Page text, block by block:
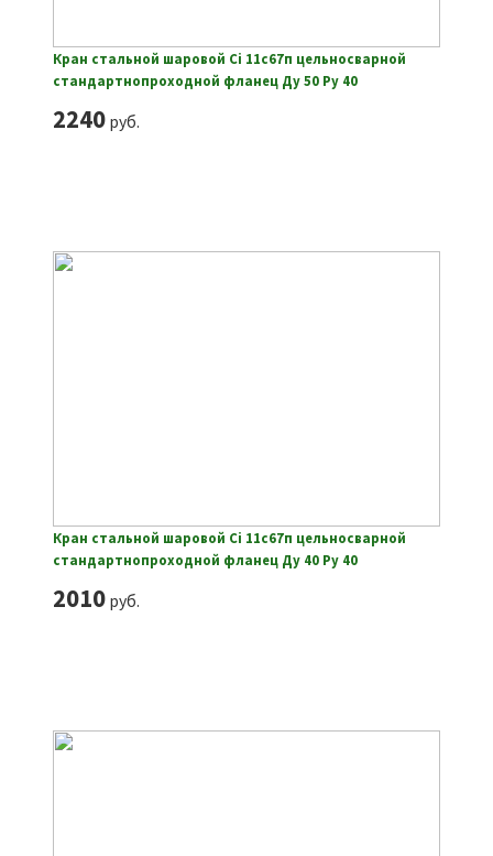
Кран стальной шаровой Ci 11с67п цельносварной
стандартнопроходной фланец Ду 50 Ру 40
2240руб.
Кран стальной шаровой Ci 11с67п цельносварной
стандартнопроходной фланец Ду 40 Ру 40
2010руб.